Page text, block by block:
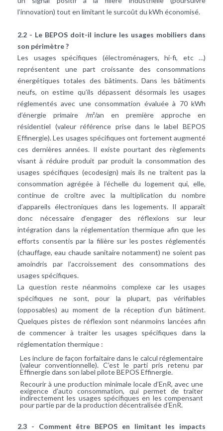
l’innovation) tout en limitant le surcoût du kWh économisé.
2.2 - Le BEPOS doit-il inclure les usages mobiliers dans
son périmètre ?
Les usages spécifiques (électroménagers, hi-fi, etc …)
représentent une part croissante des consommations
énergétiques totales des bâtiments. Dans les bâtiments
neufs, on estime qu’ils dépassent désormais les usages
réglementés avec une consommation évaluée à 70 kWh
d’énergie primaire /m²/an en première approche en
résidentiel (valeur référence prise dans le label BEPOS
Effinergie). Les usages spécifiques ont fortement augmenté
ces dernières années. Il existe pourtant des règlements
visant à réduire produit par produit la consommation des
usages spécifiques (ecodesign) mais ils ne traitent pas la
consommation agrégée à l’échelle du logement qui, elle,
continue de croître avec la multiplication du nombre
d’appareils électroniques dans les logements. Il apparaît
donc nécessaire d’engager des réflexions sur leur
intégration dans la réglementation thermique afin que les
efforts consentis par la filière sur les postes réglementés
(chauffage, eau chaude sanitaire notamment) ne soient pas
amoindris par l’accroissement des consommations des
usages spécifiques.
La question reste néanmoins complexe car les usages
spécifiques ne sont, pour la plupart, pas vérifiables
(opposables) au moment de la réception d’un bâtiment.
Quelques pistes de réflexion sont néanmoins lancées afin
de commencer à traiter les usages spécifiques dans la
réglementation thermique :
Les inclure de façon forfaitaire dans le calcul réglementaire
(valeur conventionnelle). C’est le parti pris retenu par
Effinergie dans son label pilote BEPOS Effinergie.
Recourir à une production minimale locale d’EnR, avec une
exigence d’auto consommation, qui permet de traiter
indirectement les usages spécifiques en les compensant
pour partie par de la production décentralisée d’EnR.
2.3 - Comment être BEPOS en limitant les impacts